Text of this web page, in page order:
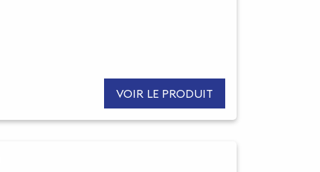
VOIR LE PRODUIT